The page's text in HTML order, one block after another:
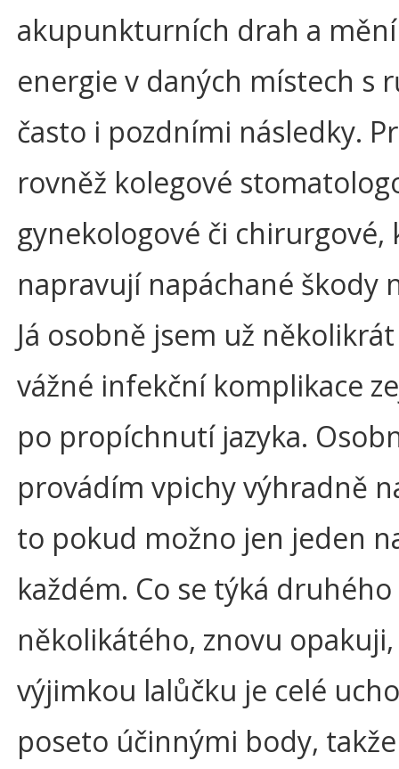
akupunkturních drah a
energie v daných místech s
často i pozdními následky.
rovněž kolegové
gynekologové či chirurgové,
napravují napáchané škody
Já osobně jsem už
vážné infekční komplikace
po propíchnutí jazyka.
provádím vpichy výhradně
to pokud možno jen jeden
každém. Co se týká druhého
několikátého, znovu opakuji,
výjimkou lalůčku je celé
poseto účinnými body,